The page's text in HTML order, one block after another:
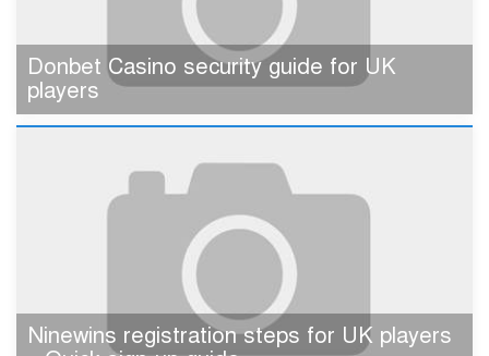
Donbet Casino security guide for UK
players
Ninewins registration steps for UK players